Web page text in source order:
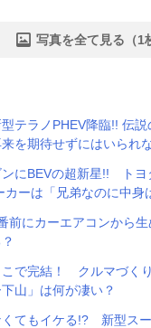
写真を全て見る（1
型テラノPHEV降臨!! 伝
来を期待せずにはいられ
にBEVの超新星!! トヨ
カーは「兄弟なのに中身
にカーエアコンから
こで完結！ クルマづく
山」は何が凄い？
くてもイケる!? 新型ス